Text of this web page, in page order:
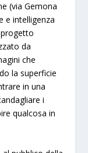
(via Gemona
e intelligenza
progetto
da
che
la superficie
in una
i
qualcosa in